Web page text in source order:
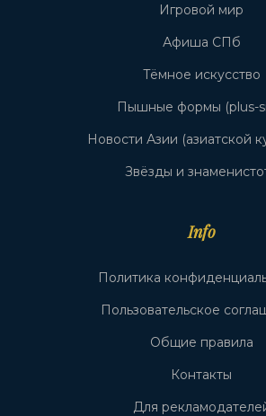
Игровой мир
Афиша СПб
Тёмное искусство
Пышные формы (plus-
Новости Азии (азиатской
Звёзды и
Info
Политика
Пользовательское
Общие правила
Контакты
Для